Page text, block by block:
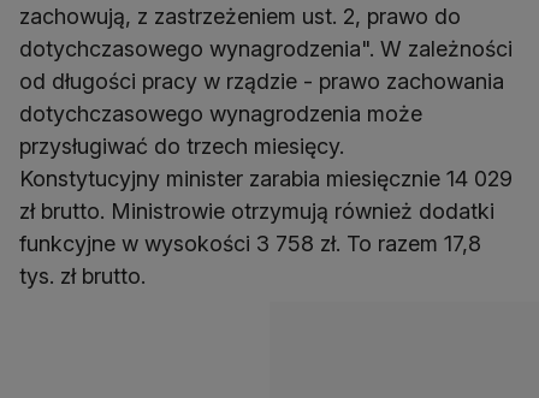
zachowują, z zastrzeżeniem ust. 2, prawo do
dotychczasowego wynagrodzenia". W zależności
od długości pracy w rządzie - prawo zachowania
dotychczasowego wynagrodzenia może
przysługiwać do trzech miesięcy.
Konstytucyjny minister zarabia miesięcznie 14 029
zł brutto. Ministrowie otrzymują również dodatki
funkcyjne w wysokości 3 758 zł. To razem 17,8
tys. zł brutto.